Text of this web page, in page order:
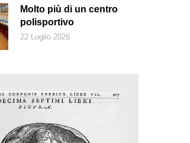
Molto più di un centro
polisportivo
22 Luglio 2026